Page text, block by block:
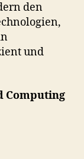
den
und
Computing